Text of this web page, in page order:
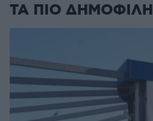
ΤΑ ΠΙΟ ΔΗΜΟΦΙΛΗ